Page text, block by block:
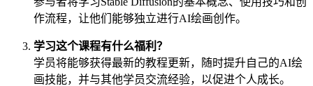
作流程，让他们能够独立进行AI绘画创作。
学习这个课程有什么福利？
学员将能够获得最新的教程更新，随时提升自己的AI绘
画技能，并与其他学员交流经验，以促进个人成长。